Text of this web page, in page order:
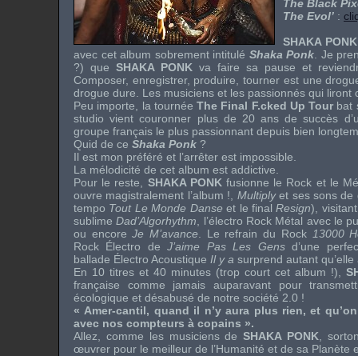
The Black
The Evol’ :
SHAKA PONK
avec cet album sobrement intitulé Shaka Ponk . Je
?) que SHAKA PONK va faire sa pause et
Composer, enregistrer, produire, tourner est une
drogue dure. Les musiciens et les passionnés qui liront
Peu importe, la tournéeThe Final F.cked Up Tour bat
studio vient couronner plus de 20 ans de succès
groupe français le plus passionnant depuis bien
Quid de ce Shaka Ponk ?
Il est mon préféré et l’arrêter est impossible.
La mélodicité de cet album est addictive.
Pour le reste, SHAKA PONK fusionne le Rock et le
ouvre magistralement l’album !, Multiplyet ses sons de
tempo Tout Le Monde Danse et le finalResign),
sublimeDad’Algorhythm , l’électro Rock Métal avec le
ou encoreJe M’avance . Le refrain du Rock 13000
Rock Électro deJ’aime Pas Les Gensd’une
ballade Électro Acoustique Il y a surprend autant
En 10 titres et 40 minutes (trop court cet album !),
française comme jamais auparavant pour
écologique et désabusé de notre société 2.0 !
« Amer-cantil, quand il n’y aura plus rien, et
avec nos compteurs à copains ».
Allez, comme les musiciens deSHAKA PONK ,
œuvrer pour le meilleur de l’Humanité et de sa Planète